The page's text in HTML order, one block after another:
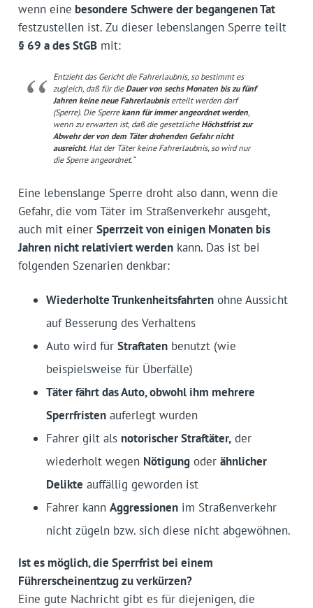
wenn eine besondere Schwere der begangenen Tat
festzustellen ist. Zu dieser lebenslangen Sperre teilt
§ 69 a des StGBmit:
Entzieht das Gericht die Fahrerlaubnis, so bestimmt es
zugleich, daß für die Dauer von sechs Monaten bis zu fünf
Jahren keine neue Fahrerlaubniserteilt werden darf
(Sperre). Die Sperre kann für immer angeordnet werden,
wenn zu erwarten ist, daß die gesetzlicheHöchstfrist zur
Abwehr der von dem Täter drohenden Gefahr nicht
ausreicht. Hat der Täter keine Fahrerlaubnis, so wird nur
die Sperre angeordnet.“
Eine lebenslange Sperre droht also dann, wenn die
Gefahr, die vom Täter im Straßenverkehr ausgeht,
auch mit einer Sperrzeit von einigen Monaten bis
Jahren nicht relativiert werdenkann. Das ist bei
folgenden Szenarien denkbar:
Wiederholte Trunkenheitsfahrtenohne Aussicht
auf Besserung des Verhaltens
Auto wird für Straftatenbenutzt (wie
beispielsweise für Überfälle)
Täter fährt das Auto, obwohl ihm mehrere
Sperrfristenauferlegt wurden
Fahrer gilt als notorischer Straftäter,der
wiederholt wegen Nötigungoder ähnlicher
Delikte auffällig geworden ist
Fahrer kann Aggressionenim Straßenverkehr
nicht zügeln bzw. sich diese nicht abgewöhnen.
Ist es möglich, die Sperrfrist bei einem
Führerscheinentzug zu verkürzen?
Eine gute Nachricht gibt es für diejenigen, die